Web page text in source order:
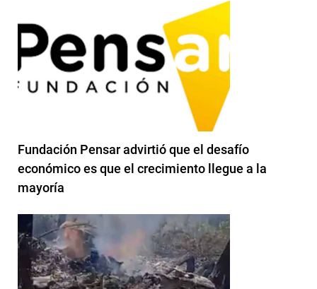
Fundación Pensar advirtió que el desafío
económico es que el crecimiento llegue a la
mayoría